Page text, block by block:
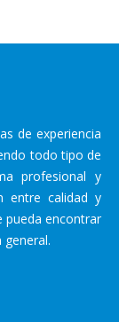
de experiencia
todo tipo de
profesional y
entre calidad y
pueda encontrar